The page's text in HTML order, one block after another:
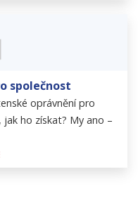
společnost
oprávnění pro
ho získat? My ano –